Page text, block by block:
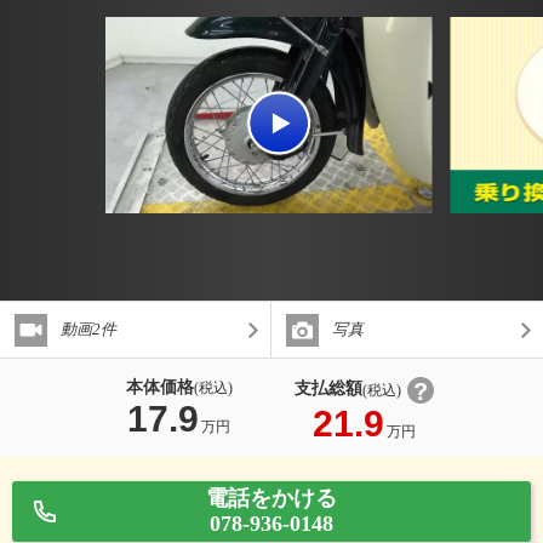
動画2件 写真
本体価格(税込)
17.9 万円
支払総額(税込)
21.9 万円
電話をかける
078-936-0148